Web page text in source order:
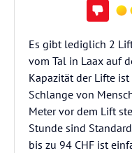
Es gibt lediglich 2
vom Tal in Laax auf
Kapazität der Lifte
Schlange von
Meter vor dem Lift
Stunde sind
bis zu 94 CHF ist